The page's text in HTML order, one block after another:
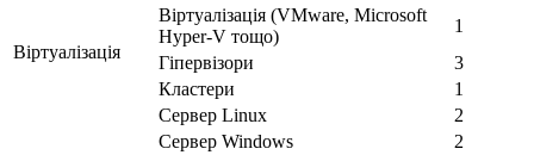
Віртуалізація
Віртуалізація (VMware, Microsoft
Hyper-V тощо)
1
Гіпервізори
3
Кластери
1
Сервер Linux
2
Сервер Windows
2